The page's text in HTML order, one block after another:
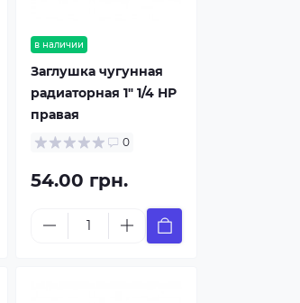
в наличии
Заглушка чугунная
радиаторная 1" 1/4 НР
правая
0
54.00 грн.